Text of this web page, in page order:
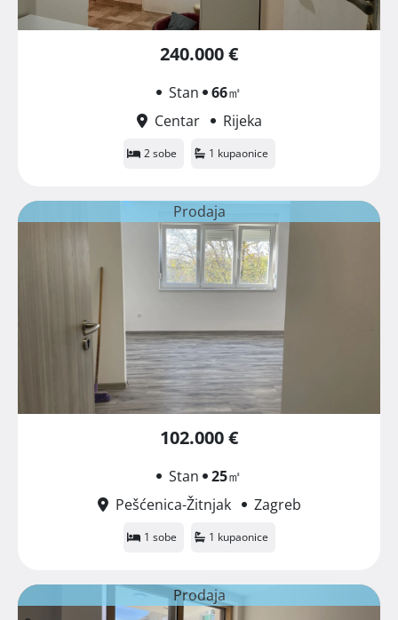
240.000 €
Stan 66㎡
Centar
Rijeka
2 sobe 1 kupaonice
Prodaja
102.000 €
Stan 25㎡
Pešćenica-Žitnjak
Zagreb
1 sobe 1 kupaonice
Prodaja